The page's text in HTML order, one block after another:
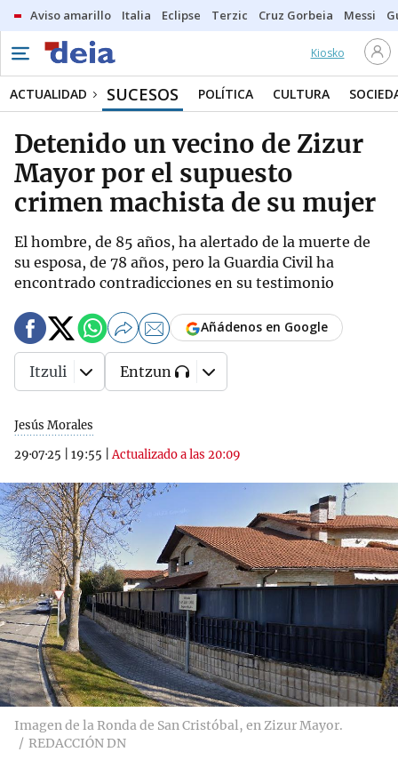
Aviso amarillo Italia Eclipse Terzic Cruz Gorbeia Messi
Kiosko
ACTUALIDAD SUCESOS POLÍTICA CULTURA
Detenido un vecino de Zizur
Mayor por el supuesto
crimen machista de su mujer
El hombre, de 85 años, ha alertado de la muerte de
su esposa, de 78 años, pero la Guardia Civil ha
encontrado contradicciones en su testimonio
Jesús Morales
29·07·25
19:55 |Actualizado a las 20:09
Añádenos en Google
Itzuli Entzun
Imagen de la Ronda de San Cristóbal, en Zizur Mayor.
REDACCIÓN DN